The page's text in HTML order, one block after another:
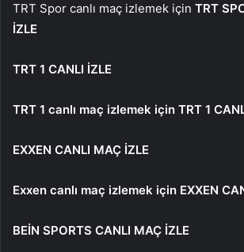
TRT Spor canlı maç izlemek için TRT
İZLE
TRT 1 CANLI İZLE
TRT 1 canlı maç izlemek için TRT 1
EXXEN CANLI MAÇ İZLE
Exxen canlı maç izlemek için EXXEN
BEİN SPORTS CANLI MAÇ İZLE